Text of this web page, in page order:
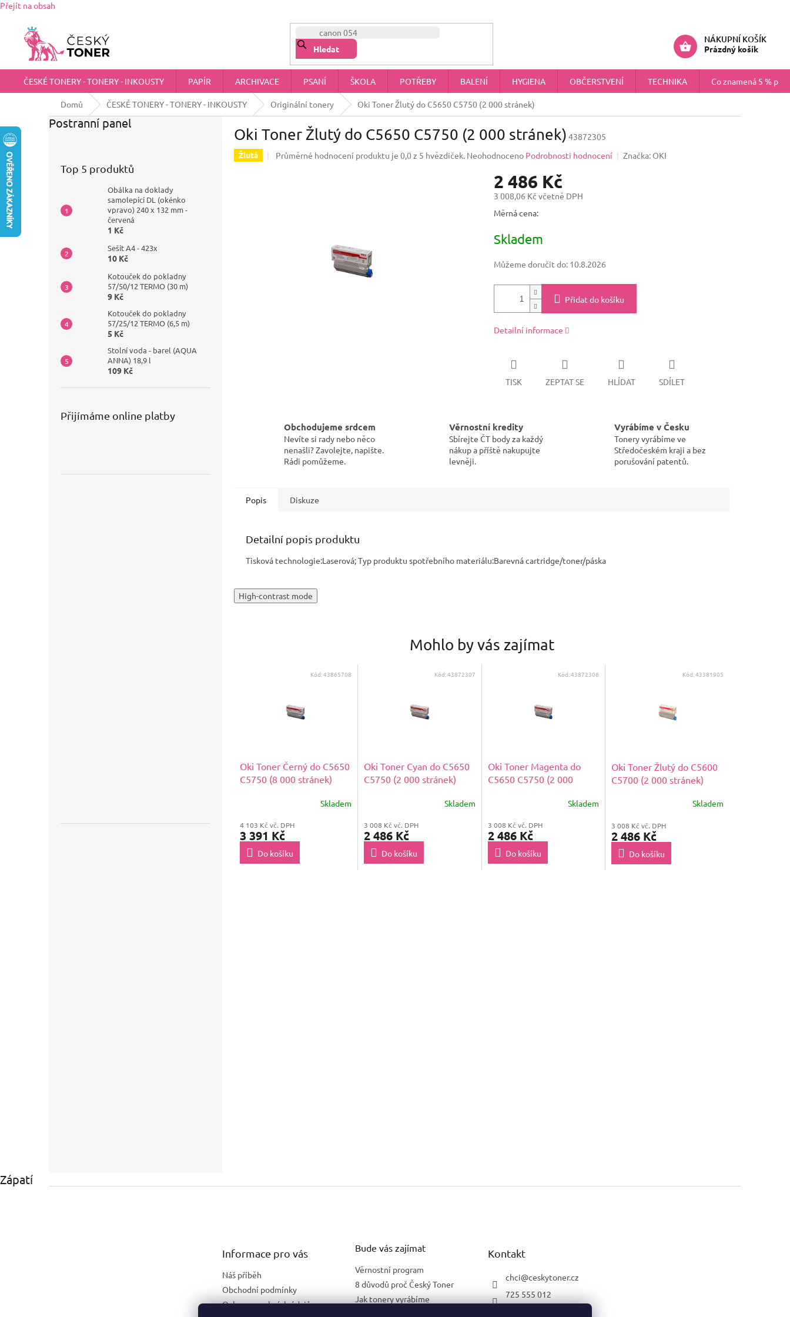
Přejít na obsah
chci@ceskytoner.cz
OBCHODNÍ PODMÍNKY
Hledat
NÁKUPNÍ KOŠÍK
Prázdný košík
ČESKÉ TONERY - TONERY - INKOUSTY PAPÍR ARCHIVACE PSANÍ ŠKOLA POTŘEBY BALENÍ HYGIENA OBČERSTVENÍ TECHNIKA Co znamená 5 %
Domů ČESKÉ TONERY - TONERY - INKOUSTY Originální tonery Oki Toner Žlutý do C5650 C5750 (2 000 stránek)
Postranní panel
Top 5 produktů
Obálka na doklady
samolepící DL (okénko
vpravo) 240 x 132 mm -
červená
1 Kč
Sešit A4 - 423x
10 Kč
Kotouček do pokladny
57/50/12 TERMO (30 m)
9 Kč
Kotouček do pokladny
57/25/12 TERMO (6,5 m)
5 Kč
Stolní voda - barel (AQUA
ANNA) 18,9 l
109 Kč
Přijímáme online platby
Oki Toner Žlutý do C5650 C5750 (2 000 stránek) 43872305
Žlutá Průměrné hodnocení produktu je 0,0 z 5 hvězdiček. Neohodnoceno Podrobnosti hodnocení Značka: OKI
2 486 Kč
3 008,06 Kč včetně DPH
Měrná cena:
Skladem
Můžeme doručit do: 10.8.2026
Přidat do košíku
Detailní informace
TISK ZEPTAT SE HLÍDAT SDÍLET
Obchodujeme srdcem
Nevíte si rady nebo něco
nenašli? Zavolejte, napište.
Rádi pomůžeme.
Věrnostní kredity
Sbírejte ČT body za každý
nákup a příště nakupujte
levněji.
Vyrábíme v Česku
Tonery vyrábíme ve
Středočeském kraji a bez
porušování patentů.
Popis Diskuze
Detailní popis produktu
Tisková technologie:Laserová; Typ produktu spotřebního materiálu:Barevná cartridge/toner/páska
High-contrast mode
Mohlo by vás zajímat
Oki Toner Černý do C5650
C5750 (8 000 stránek)
Skladem
4 103 Kč vč. DPH
3 391 Kč
Do košíku
Kód:43865708
Oki Toner Cyan do C5650
C5750 (2 000 stránek)
Skladem
3 008 Kč vč. DPH
2 486 Kč
Do košíku
Kód:43872307
Oki Toner Magenta do
C5650 C5750 (2 000
Skladem
3 008 Kč vč. DPH
2 486 Kč
Do košíku
Kód:43872306
Oki Toner Žlutý do C5600
C5700 (2 000 stránek)
Skladem
3 008 Kč vč. DPH
2 486 Kč
Do košíku
Kód:43381905
Zápatí
Informace pro vás
Náš příběh
Obchodní podmínky
Ochrana osobních údajů
Bude vás zajímat
Věrnostní program
8 důvodů proč Český Toner
Jak tonery vyrábíme
Kontakt
chci@ceskytoner.cz
725 555 012